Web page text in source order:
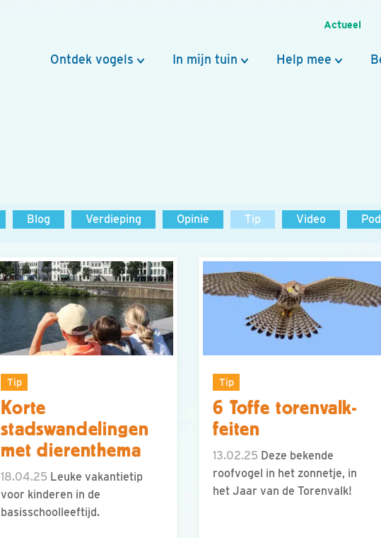
Actueel
Ontdek vogels In mijn tuin Help mee
Blog Verdieping Opinie Tip Video
Tip
Korte
stadswandelingen
met dierenthema
18.04.25 Leuke vakantietip
voor kinderen in de
basisschoolleeftijd.
Tip
6 Toffe torenvalk-
feiten
13.02.25 Deze bekende
roofvogel in het zonnetje, in
het Jaar van de Torenvalk!